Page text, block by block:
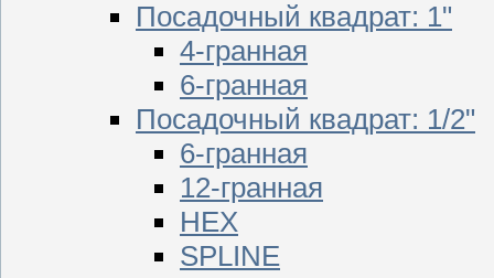
Посадочный квадрат: 1"
4-гранная
6-гранная
Посадочный квадрат: 1/2"
6-гранная
12-гранная
HEX
SPLINE